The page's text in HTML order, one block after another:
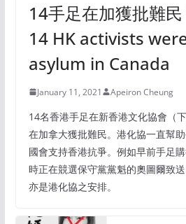
14手足在加獲批難
14 HK activists
asylum in Canada
January 11, 2021 Apeiron Cheung
14名香港手足在新香港文化協會（
在加拿大獲批難民。港化協一直幫
國會支持香港抗爭。例如早前手足
時正在競選保守黨黨魁的奧圖爾致
亦是港化協之安排。